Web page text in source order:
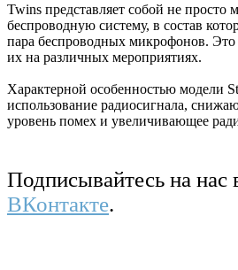
Twins представляет собой не
беспроводную систему, в состав
пара беспроводных микрофонов. Это
их на различных мероприятиях.
Характерной особенностью модели
использование радиосигнала,
уровень помех и увеличивающее
Подписывайтесь на нас
ВКонтакте.